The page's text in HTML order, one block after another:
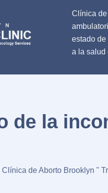
Clínica
estado de
a la salud
de la
Clínica de Aborto Brooklyn "